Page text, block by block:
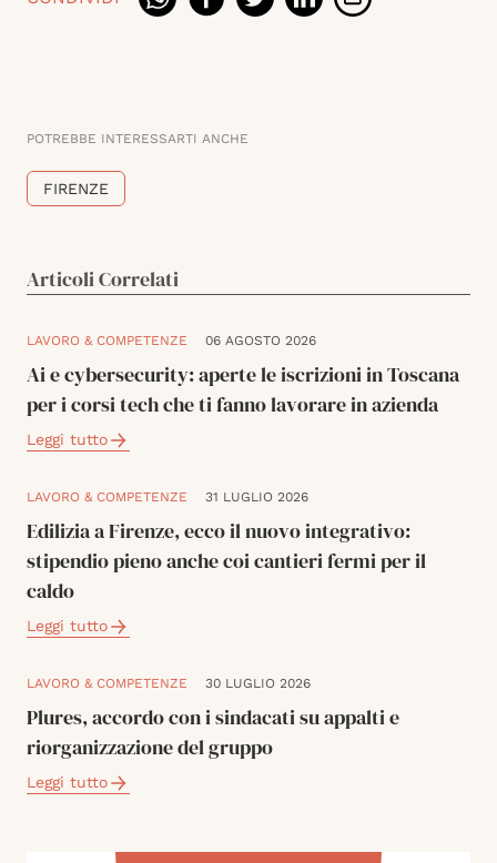
POTREBBE INTERESSARTI ANCHE
FIRENZE
Articoli Correlati
LAVORO & COMPETENZE 06 AGOSTO 2026
Ai e cybersecurity: aperte le iscrizioni in Toscana
per i corsi tech che ti fanno lavorare in azienda
Leggi tutto
LAVORO & COMPETENZE 31 LUGLIO 2026
Edilizia a Firenze, ecco il nuovo integrativo:
stipendio pieno anche coi cantieri fermi per il
caldo
Leggi tutto
LAVORO & COMPETENZE 30 LUGLIO 2026
Plures, accordo con i sindacati su appalti e
riorganizzazione del gruppo
Leggi tutto